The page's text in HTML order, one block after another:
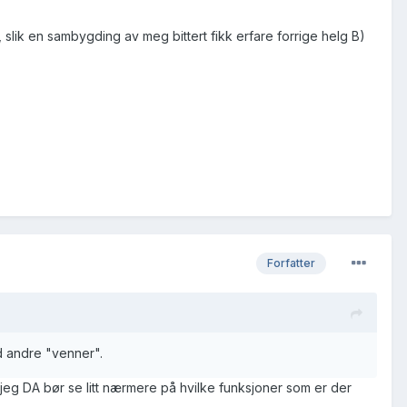
en sambygding av meg bittert fikk erfare forrige helg B)
Forfatter
andre "venner".
DA bør se litt nærmere på hvilke funksjoner som er der